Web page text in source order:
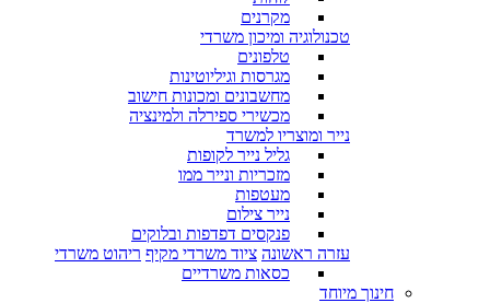
מקרנים
טכנולוגיה ומיכון משרדי
טלפונים
מגרסות וגיליוטינות
מחשבונים ומכונות חישוב
מכשירי ספירלה ולמינציה
נייר ומוצריו למשרד
גליל נייר לקופות
מזכריות ונייר ממו
מעטפות
נייר צילום
פנקסים דפדפות ובלוקים
עזרה ראשונה ציוד משרדי מקיף ריהוט משרדי
כסאות משרדיים
חינוך מיוחד